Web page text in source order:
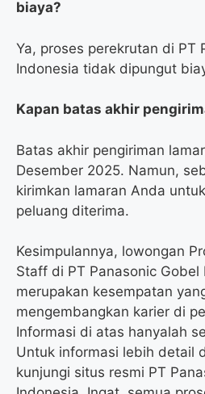
biaya?
Ya, proses perekrutan di PT
Indonesia tidak dipungut
Kapan batas akhir
Batas akhir pengiriman
Desember 2025. Namun,
kirimkan lamaran Anda
peluang diterima.
Kesimpulannya, lowongan
Staff di PT Panasonic Gobel
merupakan kesempatan
mengembangkan karier di
Informasi di atas hanyalah
Untuk informasi lebih detail
kunjungi situs resmi PT